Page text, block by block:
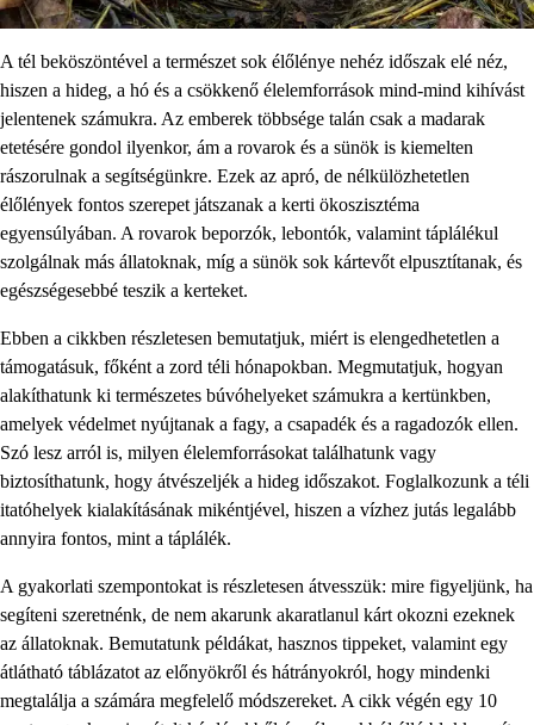
A tél beköszöntével a természet sok élőlénye nehéz időszak elé néz,
hiszen a hideg, a hó és a csökkenő élelemforrások mind-mind kihívást
jelentenek számukra. Az emberek többsége talán csak a madarak
etetésére gondol ilyenkor, ám a rovarok és a sünök is kiemelten
rászorulnak a segítségünkre. Ezek az apró, de nélkülözhetetlen
élőlények fontos szerepet játszanak a kerti ökoszisztéma
egyensúlyában. A rovarok beporzók, lebontók, valamint táplálékul
szolgálnak más állatoknak, míg a sünök sok kártevőt elpusztítanak, és
egészségesebbé teszik a kerteket.
Ebben a cikkben részletesen bemutatjuk, miért is elengedhetetlen a
támogatásuk, főként a zord téli hónapokban. Megmutatjuk, hogyan
alakíthatunk ki természetes búvóhelyeket számukra a kertünkben,
amelyek védelmet nyújtanak a fagy, a csapadék és a ragadozók ellen.
Szó lesz arról is, milyen élelemforrásokat találhatunk vagy
biztosíthatunk, hogy átvészeljék a hideg időszakot. Foglalkozunk a téli
itatóhelyek kialakításának mikéntjével, hiszen a vízhez jutás legalább
annyira fontos, mint a táplálék.
A gyakorlati szempontokat is részletesen átvesszük: mire figyeljünk, ha
segíteni szeretnénk, de nem akarunk akaratlanul kárt okozni ezeknek
az állatoknak. Bemutatunk példákat, hasznos tippeket, valamint egy
átlátható táblázatot az előnyökről és hátrányokról, hogy mindenki
megtalálja a számára megfelelő módszereket. A cikk végén egy 10